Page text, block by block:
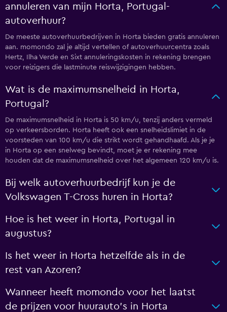
annuleren van mijn Horta, Portugal-
autoverhuur?
De meeste autoverhuurbedrijven in Horta bieden gratis annuleren
aan. momondo zal je altijd vertellen of autoverhuurcentra zoals
Hertz, Ilha Verde en Sixt annuleringskosten in rekening brengen
voor reizigers die lastminute reiswijzigingen hebben.
Wat is de maximumsnelheid in Horta,
Portugal?
De maximumsnelheid in Horta is 50 km/u, tenzij anders vermeld
op verkeersborden. Horta heeft ook een snelheidslimiet in de
voorsteden van 100 km/u die strikt wordt gehandhaafd. Als je je
in Horta op een snelweg bevindt, moet je er rekening mee
houden dat de maximumsnelheid over het algemeen 120 km/u is.
Bij welk autoverhuurbedrijf kun je de
Volkswagen T-Cross huren in Horta?
Hoe is het weer in Horta, Portugal in
augustus?
Is het weer in Horta hetzelfde als in de
rest van Azoren?
Wanneer heeft momondo voor het laatst
de prijzen voor huurauto's in Horta